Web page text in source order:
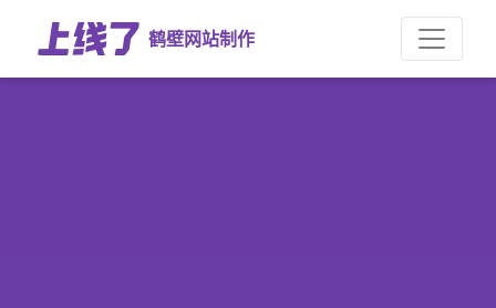
鹤壁网站制作